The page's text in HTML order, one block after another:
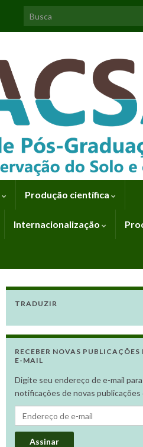
Search for:
Produção científica
Internacionalização
TRADUZIR
RECEBER NOVAS
E-MAIL
Digite seu endereço de e-mail
notificações de novas publicações
Endereço de e-mail
Assinar